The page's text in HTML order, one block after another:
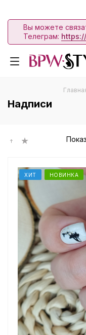
Вы можете
Телеграм:
Надписи
ХИТ НОВИНКА